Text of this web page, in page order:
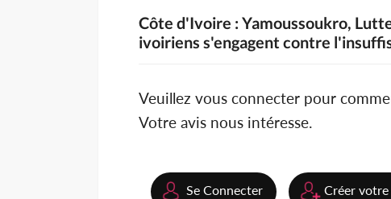
Côte d'Ivoire : Yamoussoukro,
ivoiriens s'engagent contre
Veuillez vous connecter pour
Votre avis nous intéresse.
Se Connecter Créer